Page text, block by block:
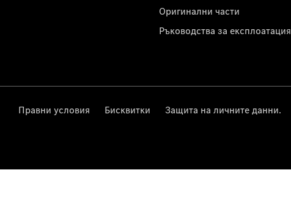
Оригинални части
Ръководства за експлоатация
Правни условия Бисквитки Защита на личните данни.